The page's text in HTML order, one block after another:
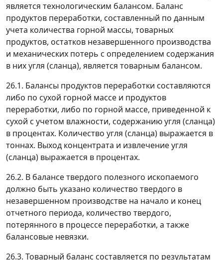
является технологическим балансом. Баланс
продуктов переработки, составленный по данным
учета количества горной массы, товарных
продуктов, остатков незавершенного производства
и механических потерь с определением содержания
в них угля (сланца), является товарным балансом.
26.1. Балансы продуктов переработки составляются
либо по сухой горной массе и продуктов
переработки, либо по горной массе, приведенной к
сухой с учетом влажности, содержанию угля (сланца)
в процентах. Количество угля (сланца) выражается в
тоннах. Выход концентрата и извлечение угля
(сланца) выражается в процентах.
26.2. В балансе твердого полезного ископаемого
должно быть указано количество твердого в
незавершенном производстве на начало и конец
отчетного периода, количество твердого,
потерянного в процессе переработки, а также
балансовые невязки.
26.3. Товарный баланс составляется по результатам